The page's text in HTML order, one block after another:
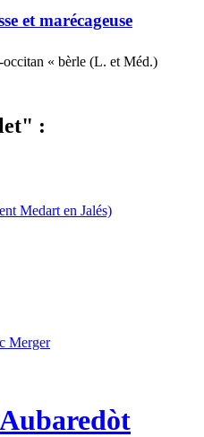
et marécageuse
« bèrle (L. et Méd.)
:
Medart en Jalés)
Merger